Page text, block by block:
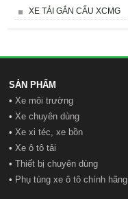
XE TẢI GẮN CẨU XCMG
SẢN PHẨM
•Xe môi trường
•Xe chuyên dùng
•Xe xi téc, xe bồn
•Xe ô tô tải
•Thiết bị chuyên dùng
• Phụ tùng xe ô tô chính hãng